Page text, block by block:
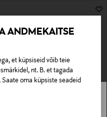
ANDMEKAITSE
et küpsiseid võib teie
nt. B. et tagada
oma küpsiste seadeid
saadaval.